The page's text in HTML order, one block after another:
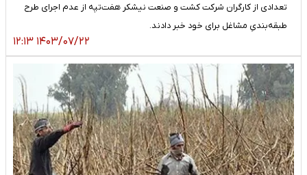
تعدادی از کارگران شرکت کشت و صنعت نیشکر هفت‌تپه از عدم اجرای طرح
طبقه‌بندیِ مشاغل برای خود خبر دادند.
۱۴۰۳/۰۷/۲۲ ۱۲:۱۳